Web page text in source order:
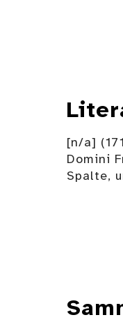
[n/a]
Domini
Spalte,